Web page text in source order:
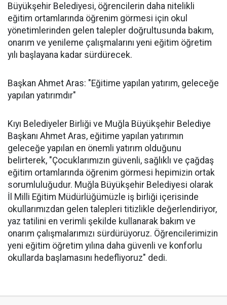
Büyükşehir Belediyesi, öğrencilerin daha nitelikli
eğitim ortamlarında öğrenim görmesi için okul
yönetimlerinden gelen talepler doğrultusunda bakım,
onarım ve yenileme çalışmalarını yeni eğitim öğretim
yılı başlayana kadar sürdürecek.
Başkan Ahmet Aras: "Eğitime yapılan yatırım, geleceğe
yapılan yatırımdır"
Kıyı Belediyeler Birliği ve Muğla Büyükşehir Belediye
Başkanı Ahmet Aras, eğitime yapılan yatırımın
geleceğe yapılan en önemli yatırım olduğunu
belirterek, "Çocuklarımızın güvenli, sağlıklı ve çağdaş
eğitim ortamlarında öğrenim görmesi hepimizin ortak
sorumluluğudur. Muğla Büyükşehir Belediyesi olarak
İl Milli Eğitim Müdürlüğümüzle iş birliği içerisinde
okullarımızdan gelen talepleri titizlikle değerlendiriyor,
yaz tatilini en verimli şekilde kullanarak bakım ve
onarım çalışmalarımızı sürdürüyoruz. Öğrencilerimizin
yeni eğitim öğretim yılına daha güvenli ve konforlu
okullarda başlamasını hedefliyoruz" dedi.